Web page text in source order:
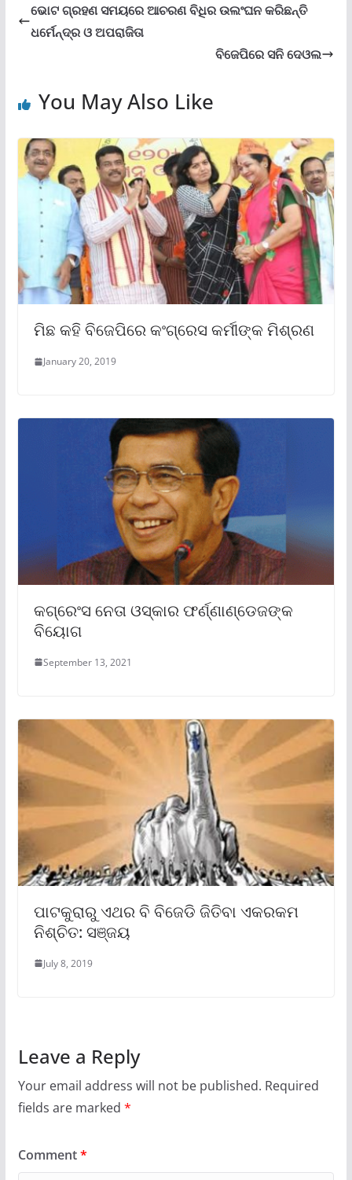
ଭୋଟ ଗ୍ରହଣ ସମୟରେ ଆଚରଣ ବିଧିର ଉଲଂଘନ କରିଛନ୍ତି
ଧର୍ମେନ୍ଦ୍ର ଓ ଅପରାଜିତା
ବିଜେପିରେ ସନି ଦେଓଲ
You May Also Like
ମିଛ କହି ବିଜେପିରେ କଂଗ୍ରେସ କର୍ମୀଙ୍କ ମିଶ୍ରଣ
January 20, 2019
କଗ୍ରେଂସ ନେତା ଓସ୍କାର ଫର୍ଣ୍ଣାଣ୍ଡେଜଙ୍କ
ବିୟୋଗ
September 13, 2021
ପାଟକୁରାରୁ ଏଥର ବି ବିଜେଡି ଜିତିବା ଏକରକମ
ନିଶ୍ଚିତ: ସଞ୍ଜୟ
July 8, 2019
Leave a Reply
Your email address will not be published. Required
fields are marked *
Comment*